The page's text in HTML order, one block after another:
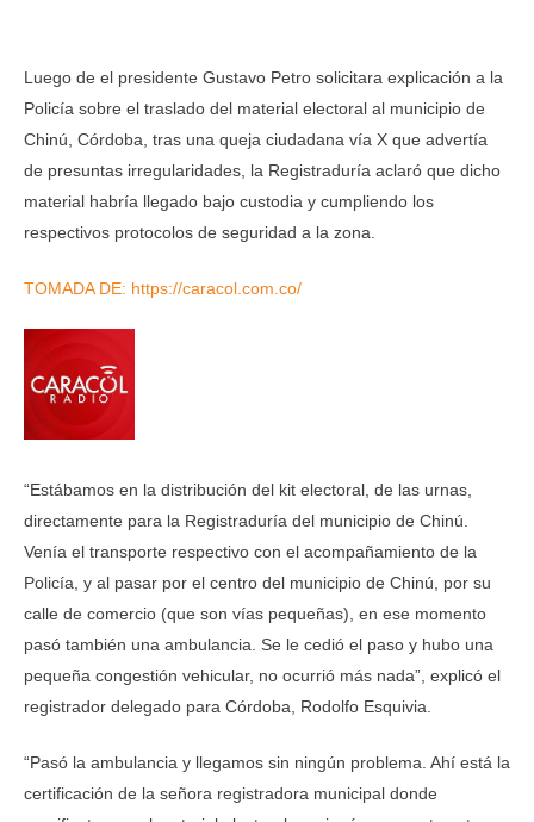
Luego de el presidente Gustavo Petro solicitara explicación a la
Policía sobre el traslado del material electoral al municipio de
Chinú, Córdoba, tras una queja ciudadana vía X que advertía
de presuntas irregularidades, la Registraduría aclaró que dicho
material habría llegado bajo custodia y cumpliendo los
respectivos protocolos de seguridad a la zona.
TOMADA DE: https://caracol.com.co/
“Estábamos en la distribución del kit electoral, de las urnas,
directamente para la Registraduría del municipio de Chinú.
Venía el transporte respectivo con el acompañamiento de la
Policía, y al pasar por el centro del municipio de Chinú, por su
calle de comercio (que son vías pequeñas), en ese momento
pasó también una ambulancia. Se le cedió el paso y hubo una
pequeña congestión vehicular, no ocurrió más nada”, explicó el
registrador delegado para Córdoba, Rodolfo Esquivia.
“Pasó la ambulancia y llegamos sin ningún problema. Ahí está la
certificación de la señora registradora municipal donde